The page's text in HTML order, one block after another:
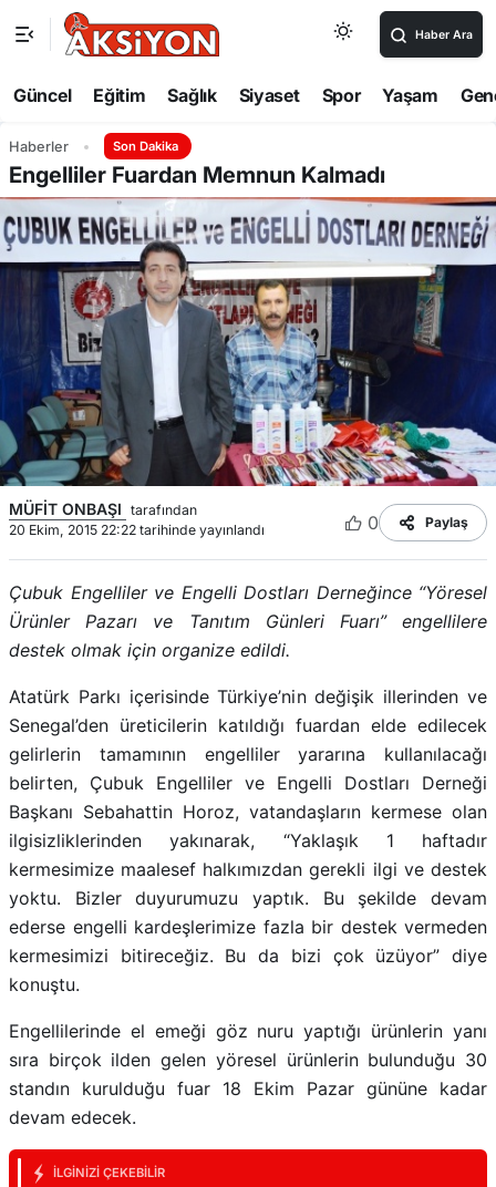
Haber Ara
Güncel Eğitim Sağlık Siyaset Spor Yaşam
Haberler Son Dakika
Engelliler Fuardan Memnun Kalmadı
MÜFİT ONBAŞI tarafından
20 Ekim, 2015 22:22 tarihinde yayınlandı
0 Paylaş
Çubuk Engelliler ve Engelli Dostları Derneğince “Yöresel
Ürünler Pazarı ve Tanıtım Günleri Fuarı” engellilere
destek olmak için organize edildi.
Atatürk Parkı içerisinde Türkiye’nin değişik illerinden ve
Senegal’den üreticilerin katıldığı fuardan elde edilecek
gelirlerin tamamının engelliler yararına kullanılacağı
belirten, Çubuk Engelliler ve Engelli Dostları Derneği
Başkanı Sebahattin Horoz, vatandaşların kermese olan
ilgisizliklerinden yakınarak, “Yaklaşık 1 haftadır
kermesimize maalesef halkımızdan gerekli ilgi ve destek
yoktu. Bizler duyurumuzu yaptık. Bu şekilde devam
ederse engelli kardeşlerimize fazla bir destek vermeden
kermesimizi bitireceğiz. Bu da bizi çok üzüyor” diye
konuştu.
Engellilerinde el emeği göz nuru yaptığı ürünlerin yanı
sıra birçok ilden gelen yöresel ürünlerin bulunduğu 30
standın kurulduğu fuar 18 Ekim Pazar gününe kadar
devam edecek.
İLGINIZI ÇEKEBILIR